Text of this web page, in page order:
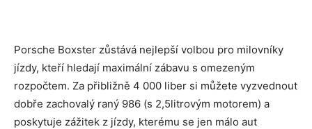
Porsche Boxster zůstává nejlepší volbou pro milovníky
jízdy, kteří hledají maximální zábavu s omezeným
rozpočtem. Za přibližně 4 000 liber si můžete vyzvednout
dobře zachovalý raný 986 (s 2,5litrovým motorem) a
poskytuje zážitek z jízdy, kterému se jen málo aut